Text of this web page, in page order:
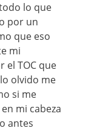
lo que
por un
que eso
mi
el TOC que
olvido me
si me
mi cabeza
antes